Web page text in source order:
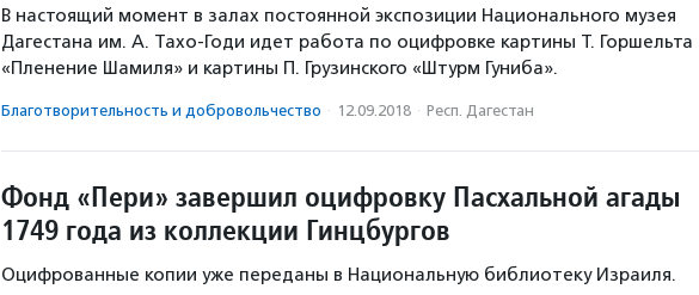
В настоящий момент в залах постоянной экспозиции Национального музея
Дагестана им. А. Тахо-Годи идет работа по оцифровке картины Т. Горшельта
«Пленение Шамиля» и картины П. Грузинского «Штурм Гуниба».
Благотвори­тель­ность и доброволь­чест­во · 12.09.2018 · Респ. Дагестан
Фонд «Пери» завершил оцифровку Пасхальной агады
1749 года из коллекции Гинцбургов
Оцифрованные копии уже переданы в Национальную библиотеку Израиля.